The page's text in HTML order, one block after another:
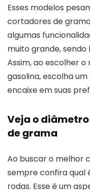
Esses modelos
cortadores de
algumas
muito grande,
Assim, ao escolher
gasolina, escolha
encaixe em suas
Veja o
de grama
Ao buscar o melhor
sempre confira qual
rodas. Esse é um